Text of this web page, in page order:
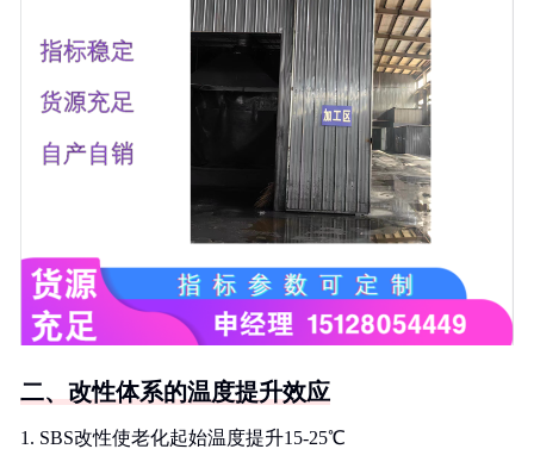
二、改性体系的温度提升效应
1. SBS改性使老化起始温度提升15-25℃